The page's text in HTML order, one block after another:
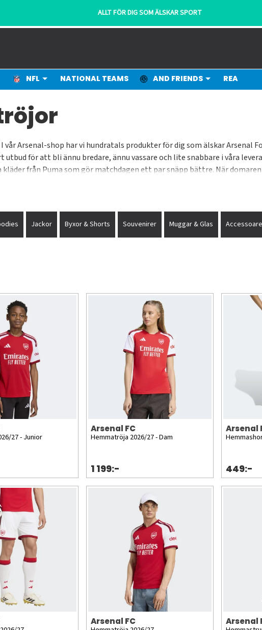
ALLT FÖR DIG SOM ÄLSKAR SPORT
NFL NATIONAL TEAMS AND FRIENDS REA
Arsenal-shop har vi hundratals produkter för dig som älskar Arsenal
för att bli ännu bredare, ännu vassare och lite snabbare i våra
från Puma som gör matchdagen ett par snäpp bättre. När
Jackor Byxor & Shorts Souvenirer Muggar & Glas
27 - Junior
Arsenal FC
Hemmatröja 2026/27 - Dam
1 199:-
Arsenal
449:-
Arsenal FC
Arsenal